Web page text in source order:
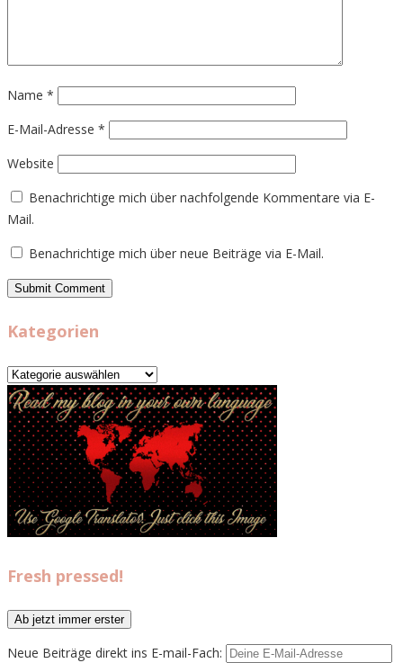
Name *
E-Mail-Adresse *
Website
Benachrichtige mich über nachfolgende Kommentare via E-
Mail.
Benachrichtige mich über neue Beiträge via E-Mail.
Kategorien
Kategorien
Fresh pressed!
Neue Beiträge direkt ins E-mail-Fach: